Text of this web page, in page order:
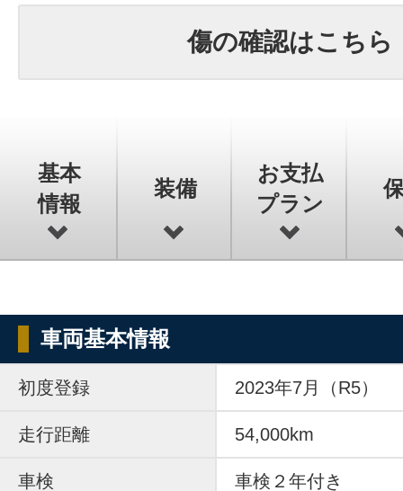
傷の確認はこちら
基本
情報
装備
お支払
プラン
車両基本情報
初度登録 2023年7月（R5）
走行距離 54,000km
車検 車検２年付き